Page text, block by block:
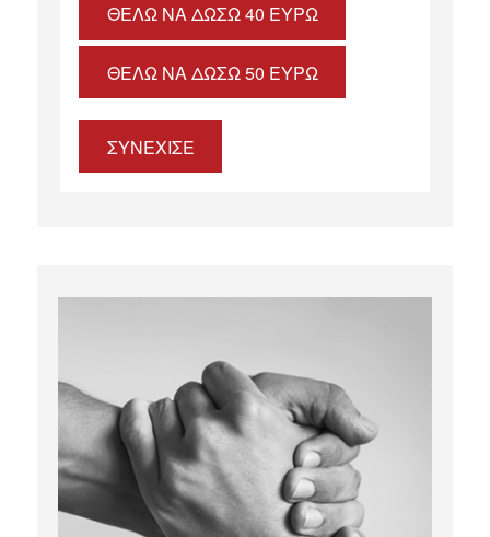
ΘΈΛΩ ΝΑ ΔΏΣΩ 40 ΕΥΡΏ
ΘΈΛΩ ΝΑ ΔΏΣΩ 50 ΕΥΡΏ
ΣΥΝΕΧΙΣΕ